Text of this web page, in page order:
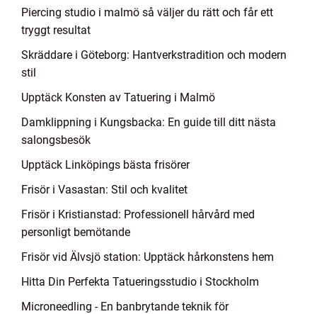
Piercing studio i malmö så väljer du rätt och får ett
tryggt resultat
Skräddare i Göteborg: Hantverkstradition och modern
stil
Upptäck Konsten av Tatuering i Malmö
Damklippning i Kungsbacka: En guide till ditt nästa
salongsbesök
Upptäck Linköpings bästa frisörer
Frisör i Vasastan: Stil och kvalitet
Frisör i Kristianstad: Professionell hårvård med
personligt bemötande
Frisör vid Älvsjö station: Upptäck hårkonstens hem
Hitta Din Perfekta Tatueringsstudio i Stockholm
Microneedling - En banbrytande teknik för